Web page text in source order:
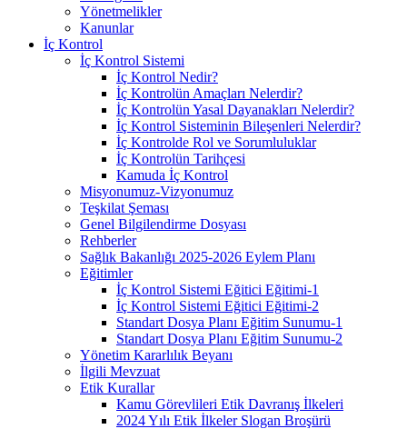
Yönetmelikler
Kanunlar
İç Kontrol
İç Kontrol Sistemi
İç Kontrol Nedir?
İç Kontrolün Amaçları Nelerdir?
İç Kontrolün Yasal Dayanakları Nelerdir?
İç Kontrol Sisteminin Bileşenleri Nelerdir?
İç Kontrolde Rol ve Sorumluluklar
İç Kontrolün Tarihçesi
Kamuda İç Kontrol
Misyonumuz-Vizyonumuz
Teşkilat Şeması
Genel Bilgilendirme Dosyası
Rehberler
Sağlık Bakanlığı 2025-2026 Eylem Planı
Eğitimler
İç Kontrol Sistemi Eğitici Eğitimi-1
İç Kontrol Sistemi Eğitici Eğitimi-2
Standart Dosya Planı Eğitim Sunumu-1
Standart Dosya Planı Eğitim Sunumu-2
Yönetim Kararlılık Beyanı
İlgili Mevzuat
Etik Kurallar
Kamu Görevlileri Etik Davranış İlkeleri
2024 Yılı Etik İlkeler Slogan Broşürü